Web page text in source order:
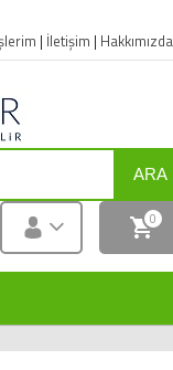
| İletişim | Hakkımızda
ARA
0